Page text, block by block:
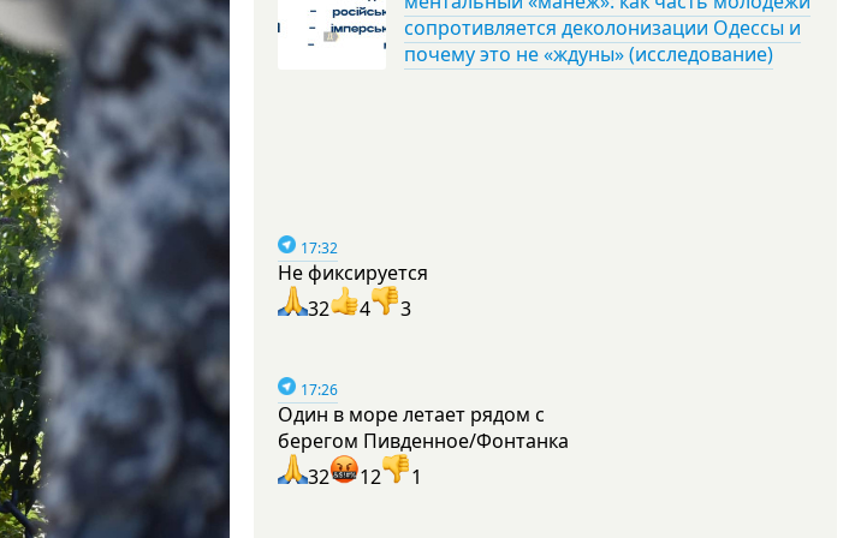
сопротивляется деколонизации Одессы и
почему это не «ждуны» (исследование)
17:32
Не фиксируется
32
4 3
17:26
Один в море летает рядом с
берегом Пивденное/Фонтанка
32
12 1